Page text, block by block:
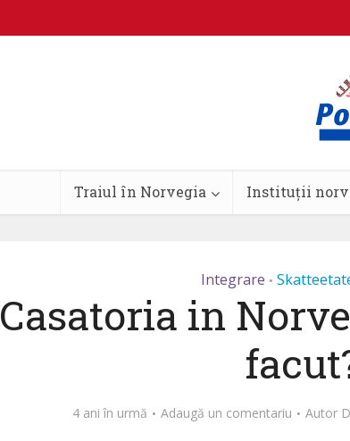
Traiul în Norvegia Instituții
Integrare •
Casatoria in
4 ani în urmă Adaugă un comentariu Autor